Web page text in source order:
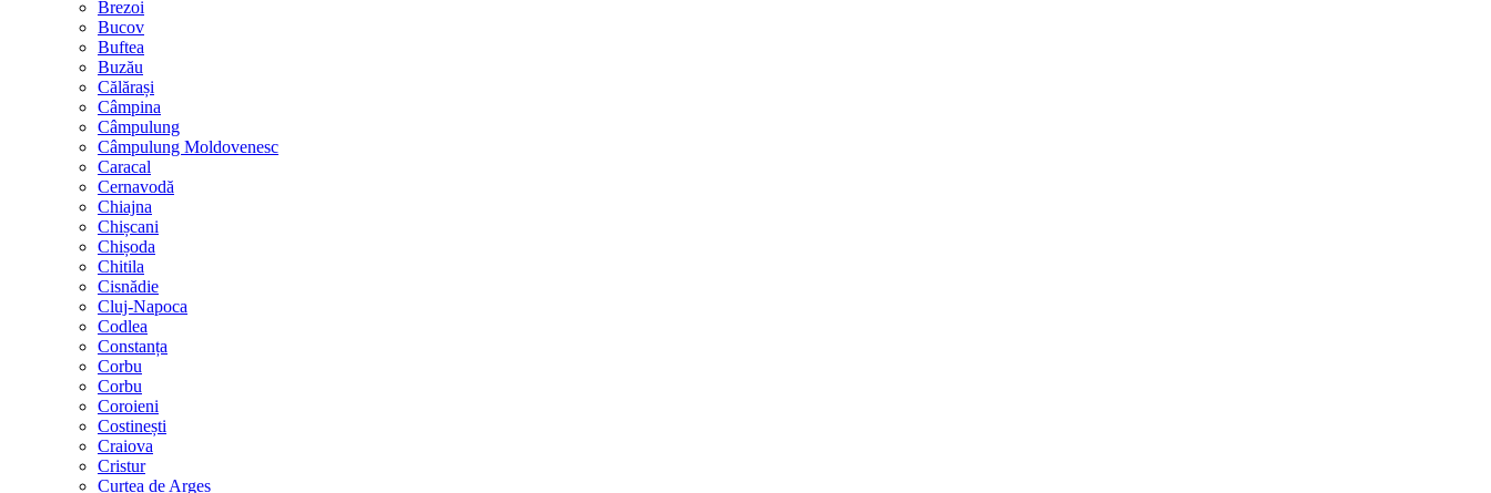
Brezoi
Bucov
Buftea
Buzău
Călărași
Câmpina
Câmpulung
Câmpulung Moldovenesc
Caracal
Cernavodă
Chiajna
Chișcani
Chișoda
Chitila
Cisnădie
Cluj-Napoca
Codlea
Constanța
Corbu
Corbu
Coroieni
Costinești
Craiova
Cristur
Curtea de Argeș